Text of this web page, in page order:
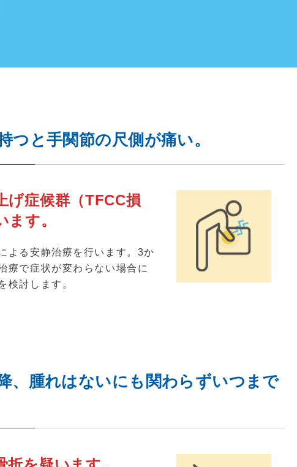
つと手関節の尺側が痛い。
げ症候群（TFCC損
ます。
よる安静治療を行います。 3か
療で症状が変わらない場合に
検討します。
、腫れはないにも関わらずいつまで